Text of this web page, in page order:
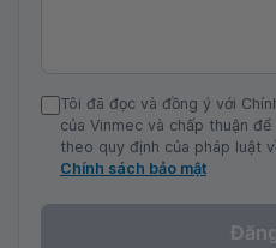
Tôi đã đọc và đồng ý với
của Vinmec và chấp thuận
theo quy định của pháp luật
Chính sách bảo mật